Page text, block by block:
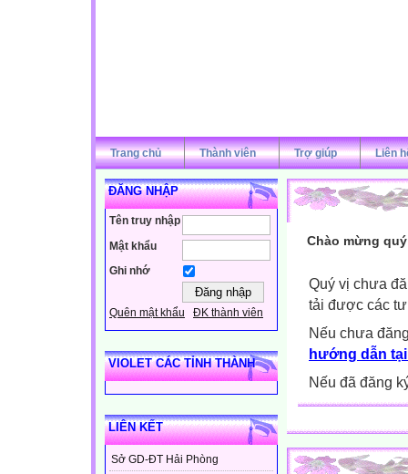
Trang chủ Thành viên Trợ giúp Liên
ĐĂNG NHẬP
Tên truy nhập
Mật khẩu
Ghi nhớ
Quên mật khẩu ĐK thành viên
VIOLET CÁC TỈNH THÀNH
LIÊN KẾT
Sở GD-ĐT Hải Phòng
Chào mừng
Quý vị chưa
tải được các
Nếu chưa
hướng dẫn
Nếu đã đăng